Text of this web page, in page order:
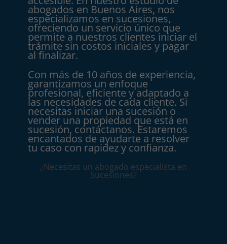
abogados en Buenos Aires, nos
especializamos en sucesiones,
ofreciendo un servicio único que
permite a nuestros clientes iniciar el
trámite sin costos iniciales y pagar
al finalizar.
Con más de 10 años de experiencia,
garantizamos un enfoque
profesional, eficiente y adaptado a
las necesidades de cada cliente. Si
necesitas iniciar una sucesión o
vender una propiedad que está en
sucesión, contáctanos. Estaremos
encantados de ayudarte a resolver
tu caso con rapidez y confianza.
¿Necesitas un abogado especialista en
Sucesiones?